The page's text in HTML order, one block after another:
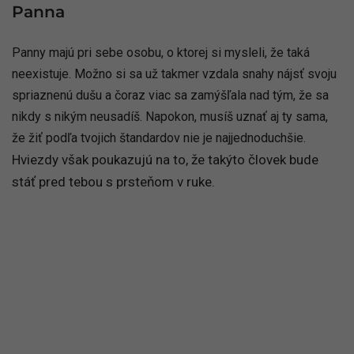
Panna
Panny majú pri sebe osobu, o ktorej si mysleli, že taká
neexistuje. Možno si sa už takmer vzdala snahy nájsť svoju
spriaznenú dušu a čoraz viac sa zamýšľala nad tým, že sa
nikdy s nikým neusadíš. Napokon, musíš uznať aj ty sama,
že žiť podľa tvojich štandardov nie je najjednoduchšie.
Hviezdy však poukazujú na to, že takýto človek bude
stáť pred tebou s prsteňom v ruke.